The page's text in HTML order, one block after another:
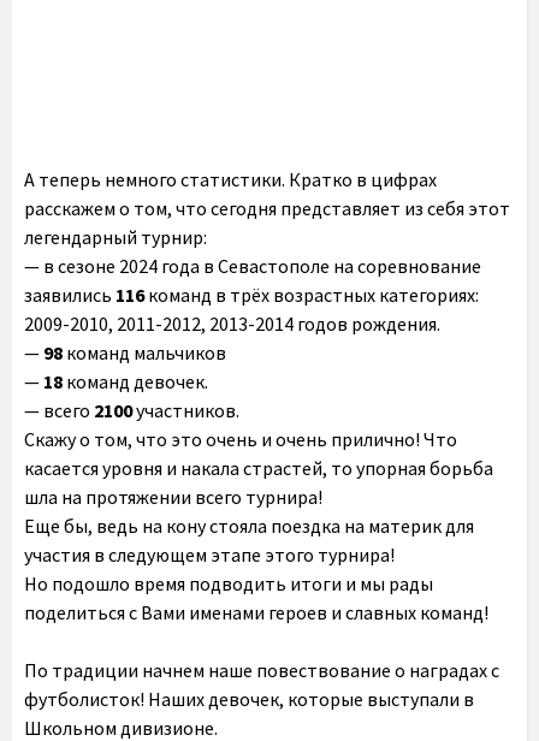
А теперь немного статистики. Кратко в цифрах
расскажем о том, что сегодня представляет из себя этот
легендарный турнир:
— в сезоне 2024 года в Севастополе на соревнование
заявились 116команд в трёх возрастных категориях:
2009-2010, 2011-2012, 2013-2014 годов рождения.
— 98 команд мальчиков
— 18 команд девочек.
— всего 2100участников.
Скажу о том, что это очень и очень прилично! Что
касается уровня и накала страстей, то упорная борьба
шла на протяжении всего турнира!
Еще бы, ведь на кону стояла поездка на материк для
участия в следующем этапе этого турнира!
Но подошло время подводить итоги и мы рады
поделиться с Вами именами героев и славных команд!
По традиции начнем наше повествование о наградах с
футболисток! Наших девочек, которые выступали в
Школьном дивизионе.